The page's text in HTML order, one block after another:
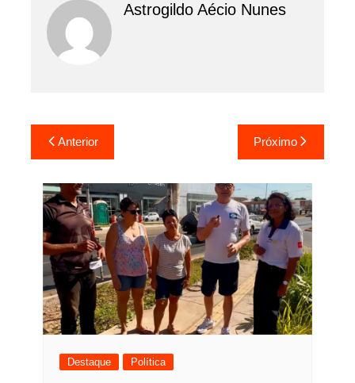
Astrogildo Aécio Nunes
Navegação
de
Post
Anterior Próximo
Destaque Política